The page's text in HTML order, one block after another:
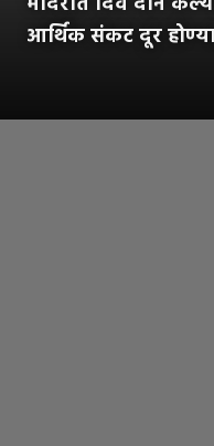
आर्थिक संकट दूर